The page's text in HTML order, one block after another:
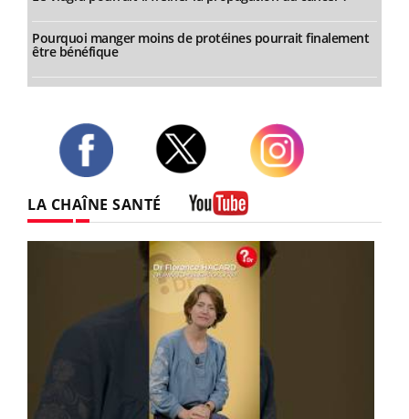
Pourquoi manger moins de protéines pourrait finalement
être bénéfique
LA CHAÎNE SANTÉ